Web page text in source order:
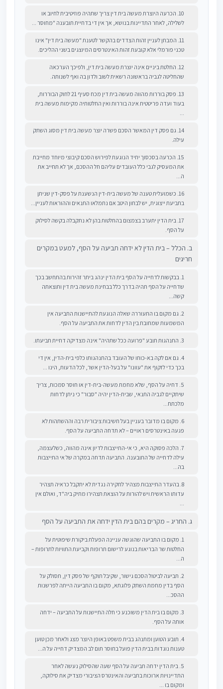
10. הכרעה היוצרת מעשה בית דין צריך שתהיה פוזיטיבית לחיוב או
לשלילה, לאחר התדיינות בנושא, אך אין די בדחיית תובענה "מחוסר ...
11. המבחן לעניין זהות הצדדים בהקשר לטענת "מעשה בית דין" אינו
טכני פורמלי אלא קובעת זהות האינטרסים המיוצגים בשני ההליכים.
12. החלטת ביניים אינה יוצרת מעשה בית דין, ולפיכך הערכאה
שהחליטה לגביה בראשונה רשאית לשוב ולדון בה ואף לשנותה.
13. פסק בוררות מהווה מעשה בית דין מכח סעיף 21 לחוק הבוררות,
בעוד ועדה פריטטית אינה בוררות ואין החלטותיה מקימות מעשה בית
...
14. גם פסק דין המאשר הסכם פשרה יוצר מעשה בית דין מסוג השתק
עילה.
15. הכרעה בסכסוך יחיד הנוגעת לפירוש הסכם קיבוצי מיוחד מחייבת
את המעסיק לגבי כלל העובדים עליהם חל ההסכם, אך לא תחייב את
ה...
16. כשמועלית טענה של מעשה בית-דין הנשענת על פסק-דין שניתן
בתביעת ייצוגית, יש לבחון היטב אם נתמלאו התנאים וההוראות לעניין...
17. בית הדין יתערב בצמצום בהחלטות בהן לא נתקבלה בקשה לסילוק
על הסף.
ב. הכלל – בית הדין לא ידחה תביעה על הסף, למעט במקרים
חריגים
1. בבקשות לדחייה על הסף בית הדין ינהג ביתר זהירות בהתחשב בכך
שדחייה על הסף תהיה בדרך כלל בבחינת מעשה בית דין ותוצאתה
קשה...
2. גם מקום בו התעוררה שאלה הנוגעת להתיישנות התביעה אין
המשמעות שמחובת בין הדין לדחות את התביעה על הסף.
3. התנהגות תובע "פרועה ככל שתהיה" אינה מצדיקה דחיית תביעתו.
4. גם אם לקה בא-כוחו של העובד בהתנהגותו כלפי בית-הדין, אין די
בכך כדי לזקוף את "עוונו" על בעל-הדין אשר, לכל הדעות, הינו ...
5. דחיה על הסף, שלא מחמת מעשה-בית-דין או חוסר סמכות, צריך
שיתקיים לגביה התנאי, שבית-הדין יהיה "סבור" כי ניתן לדחות
מלכתח...
6. מקום בו מדובר בעניין בעל חשיבות ציבורית רבה וההשתהות לא
פגעה באינטרסים ראויים – לא תדחה התביעה על הסף.
7. הלכה פסוקה היא, כי אי-התייצבות לדיון אינה מהווה, כשלעצמה,
עילה לדחייה של התובענה. התביעה תדחה במקרה של אי התייצבות
בה...
8. בהעדר התייצבות מצהיר לחקירה נגדית לא יתקבל כראיה תצהיר
עדותו הראשית ויש להורות על הוצאת תצהירו מתיק ביה"ד, ואולם אין
...
ג. החריג – מקרים בהם בית הדין ידחה את התביעה על הסף
1. מקום בו התביעה שהוגשה עניינה הפעלת ביקורת שיפוטית על
החלטות שר הבריאות בנוגע לרישום תרופות וקביעת התוויות לתרופות –
ה...
2. תביעה לביטול הסכם גישור, שקיבל תוקף של פסק דין, תסולק על
הסף בדין מחמת השתק פלוגתא, מקום בו התביעה הייתה לפרשנות
ההסכ...
3. מקום בו בית הדין משוכנע כי חלה התיישנות על התביעה – ידחה
אותה על הסף.
4. תובע הטוען ומתנהג בבית משפט באופן היוצר מצג ולאחר מכן טוען
טענות נוגדות בבית הדין פועל בחוסר תום לב המצדיק דחייה על ה...
5. בית הדין ידחה תביעה על הסף שעה שהסילוק נעשה לאחר
התדיינויות ארוכות בתביעה והאינטרס הציבורי מצדיק את סילוקה,
ומקום בו ...